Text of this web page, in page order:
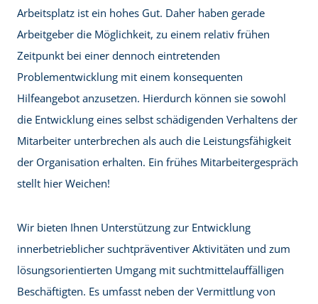
Arbeitsplatz ist ein hohes Gut. Daher haben gerade
Arbeitgeber die Möglichkeit, zu einem relativ frühen
Zeitpunkt bei einer dennoch eintretenden
Problementwicklung mit einem konsequenten
Hilfeangebot anzusetzen. Hierdurch können sie sowohl
die Entwicklung eines selbst schädigenden Verhaltens der
Mitarbeiter unterbrechen als auch die Leistungsfähigkeit
der Organisation erhalten. Ein frühes Mitarbeitergespräch
stellt hier Weichen!
Wir bieten Ihnen Unterstützung zur Entwicklung
innerbetrieblicher suchtpräventiver Aktivitäten und zum
lösungsorientierten Umgang mit suchtmittelauffälligen
Beschäftigten. Es umfasst neben der Vermittlung von